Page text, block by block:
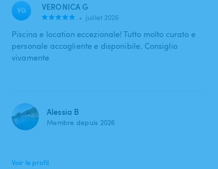
VG VERONICA G
• juillet 2026
Piscina e location eccezionale! Tutto molto curato e
personale accogliente e disponibile. Consiglio
vivamente
Alessia B
Membre depuis 2026
Voir le profil